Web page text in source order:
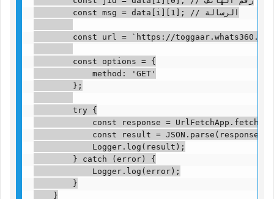
        const msg = data[i][1]; // الرسالة
const url = `https://
        const options = {
            method: 'GET'
        };
        try {
const response =
const result =
            Logger.log(result);
        } catch (error) {
            Logger.log(error);
        }
    }